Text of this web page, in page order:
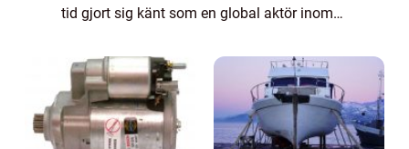
tid gjort sig känt som en global aktör inom
framväxten av flera framstående ”k...